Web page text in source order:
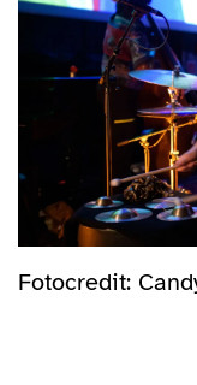
Fotocredit: